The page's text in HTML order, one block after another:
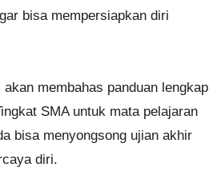
bisa mempersiapkan diri
membahas panduan lengkap
SMA untuk mata pelajaran
bisa menyongsong ujian akhir
diri.